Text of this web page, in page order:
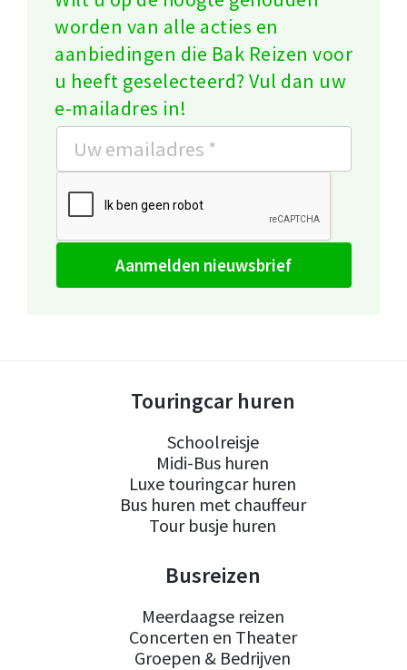
worden van alle acties en
aanbiedingen die Bak Reizen voor
u heeft geselecteerd? Vul dan uw
e-mailadres in!
aanmelden nieuwsbrief
Touringcar huren
Schoolreisje
Midi-Bus huren
Luxe touringcar huren
Bus huren met chauffeur
Tour busje huren
Busreizen
Meerdaagse reizen
Concerten en Theater
Groepen & Bedrijven